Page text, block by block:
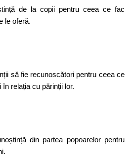
de la copii pentru ceea ce fac
le oferă.
să fie recunoscători pentru ceea ce
relația cu părinții lor.
din partea popoarelor pentru